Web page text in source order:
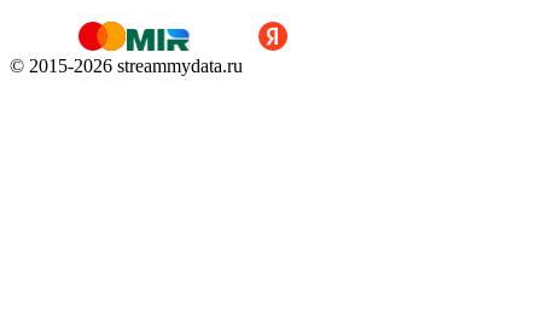
© 2015-2026 streammydata.ru